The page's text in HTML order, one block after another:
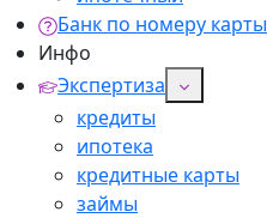
Банк по номеру карты
Инфо
Экспертиза
кредиты
ипотека
кредитные карты
займы